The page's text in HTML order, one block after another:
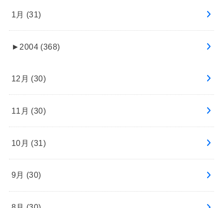
1月 (31)
► 2004 (368)
12月 (30)
11月 (30)
10月 (31)
9月 (30)